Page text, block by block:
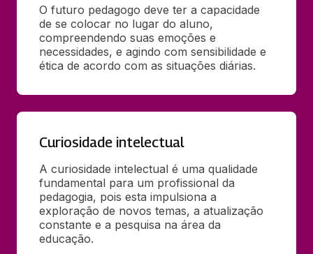
O futuro pedagogo deve ter a capacidade
de se colocar no lugar do aluno,
compreendendo suas emoções e
necessidades, e agindo com sensibilidade e
ética de acordo com as situações diárias.
Curiosidade intelectual
A curiosidade intelectual é uma qualidade
fundamental para um profissional da
pedagogia, pois esta impulsiona a
exploração de novos temas, a atualização
constante e a pesquisa na área da
educação.